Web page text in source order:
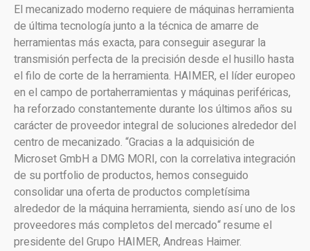
El mecanizado moderno requiere de máquinas herramienta
de última tecnología junto a la técnica de amarre de
herramientas más exacta, para conseguir asegurar la
transmisión perfecta de la precisión desde el husillo hasta
el filo de corte de la herramienta. HAIMER, el líder europeo
en el campo de portaherramientas y máquinas periféricas,
ha reforzado constantemente durante los últimos años su
carácter de proveedor integral de soluciones alrededor del
centro de mecanizado. “Gracias a la adquisición de
Microset GmbH a DMG MORI, con la correlativa integración
de su portfolio de productos, hemos conseguido
consolidar una oferta de productos completísima
alrededor de la máquina herramienta, siendo así uno de los
proveedores más completos del mercado“ resume el
presidente del Grupo HAIMER, Andreas Haimer.